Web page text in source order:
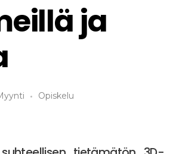
ja
Opiskelu